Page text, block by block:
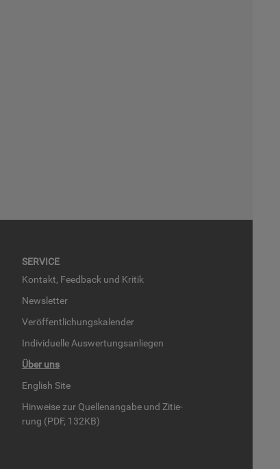
SER­VICE
Kon­takt, Feed­back und Kri­tik
News­let­ter
Ver­öf­fent­li­chungs­ka­len­der
In­di­vi­du­el­le Aus­wer­tungs­an­lie­gen
Über uns
English Site
Hin­wei­se zur Quel­len­an­ga­be und Zi­tie­
rung (PDF, 132KB)